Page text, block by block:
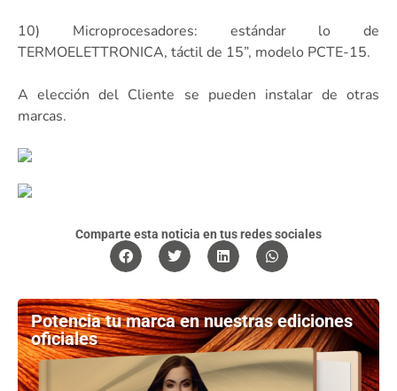
10) Microprocesadores: estándar lo de
TERMOELETTRONICA, táctil de 15”, modelo PCTE-15.
A elección del Cliente se pueden instalar de otras
marcas.
Comparte esta noticia en tus redes sociales
Potencia tu marca en nuestras ediciones
oficiales